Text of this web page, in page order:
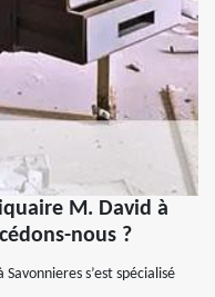
M. David à
nous ?
s’est spécialisé